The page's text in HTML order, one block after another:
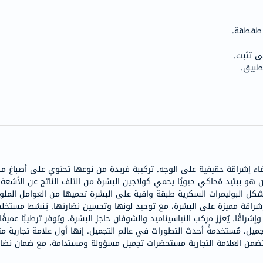
feel
الصحة
والمكملات
أساسيات
العناية
الصحية
باقة
طقطقة.
تثبت.
إشراقة حقيقية على الوجه. تركيبة فريدة من نوعها تحتوي على
هو ببتيد مُحاكي حيويًا يحمي كولاجين البشرة من التلف الناتج عن
البوليمرات السكرية طبقة واقية على البشرة تحميها من العوامل
مميزة على البشرة، مع توحيد لونها وتحسين نضارتها. يُنشط
يُعزز مركب النياسيناميد والشوفان حاجز البشرة، ويُوفر ترطيبًا
مُستخدمةً أحدث التطورات في عالم التجميل. إنها أول علامة